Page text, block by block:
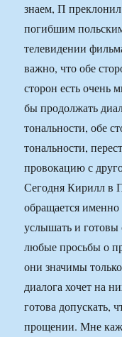
знаем, П
погибшим
телевидении
важно, что обе
сторон есть очень
бы продолжать
тональности, обе
тональности,
провокацию с
Сегодня Кирилл в
обращается
услышать и готовы
любые просьбы о
они значимы
диалога хочет на
готова допускать,
прощении. Мне